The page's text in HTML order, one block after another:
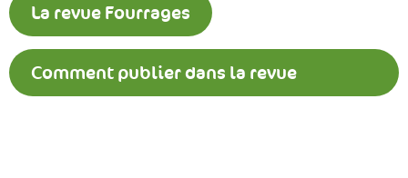
La revue Fourrages
Comment publier dans la revue